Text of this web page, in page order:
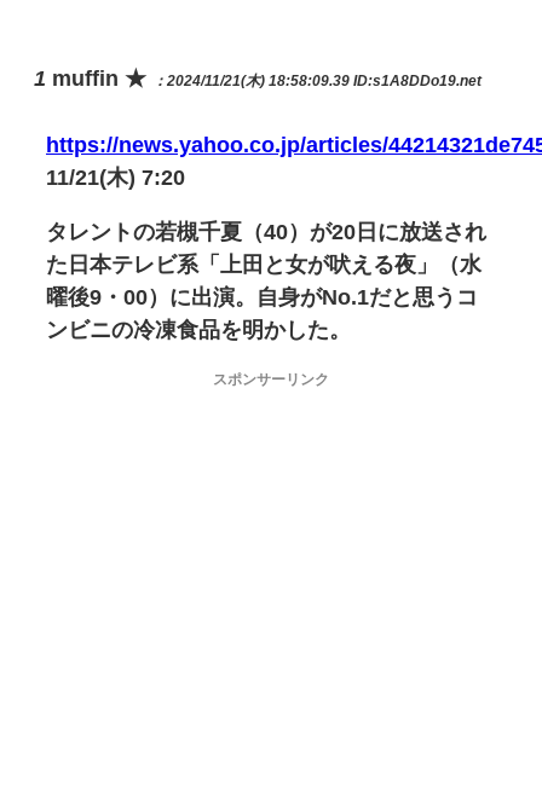
1 muffin ★ ：2024/11/21(木) 18:58:09.39 ID:s1A8DDo19.net
https://news.yahoo.co.jp/articles/
11/21(木) 7:20
タレントの若槻千夏（40）が20日に放送され
た日本テレビ系「上田と女が吠える夜」（水
曜後9・00）に出演。自身がNo.1だと思うコ
ンビニの冷凍食品を明かした。
スポンサーリンク